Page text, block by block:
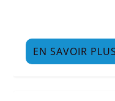
EN SAVOIR PLUS